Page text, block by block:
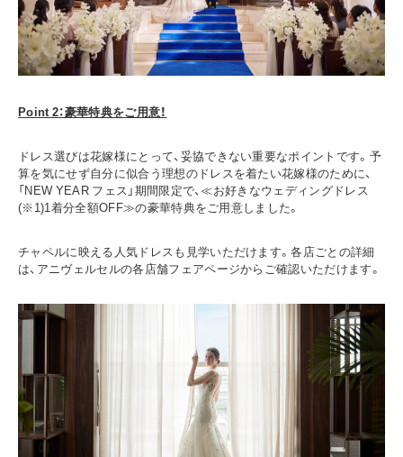
Point 2：豪華特典をご用意！
ドレス選びは花嫁様にとって、妥協できない重要なポイントです。予
算を気にせず自分に似合う理想のドレスを着たい花嫁様のために、
「NEW YEAR フェス」期間限定で、≪お好きなウェディングドレス
(※1)1着分全額OFF≫の豪華特典をご用意しました。
チャペルに映える人気ドレスも見学いただけます。各店ごとの詳細
は、アニヴェルセルの各店舗フェアページからご確認いただけます。